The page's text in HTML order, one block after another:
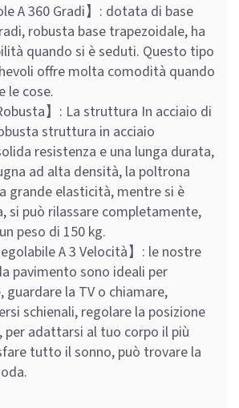
A 360 Gradi】: dotata di base
robusta base trapezoidale, ha
quando si è seduti. Questo tipo
offre molta comodità quando
le cose.
】: La struttura In acciaio di
struttura in acciaio
resistenza e una lunga durata,
ad alta densità, la poltrona
grande elasticità, mentre si è
si può rilassare completamente,
peso di 150 kg.
A 3 Velocità】: le nostre
pavimento sono ideali per
guardare la TV o chiamare,
schienali, regolare la posizione
per adattarsi al tuo corpo il più
tutto il sonno, può trovare la